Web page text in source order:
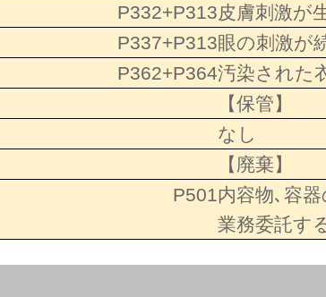
P332+P313皮膚刺激が
P337+P313眼の刺激が
P362+P364汚染された
【保管】
なし
【廃棄】
P501内容物､容
業務委託す